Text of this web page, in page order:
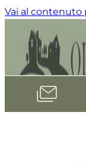
Vai al contenuto